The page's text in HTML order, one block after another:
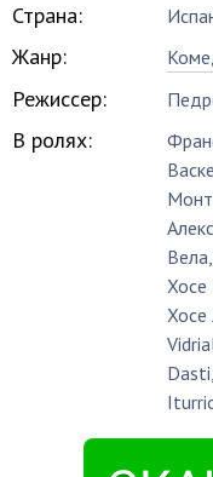
Страна:
Жанр:
Режиссер:
В ролях:
Вела,
Хосе
Хосе
Dasti